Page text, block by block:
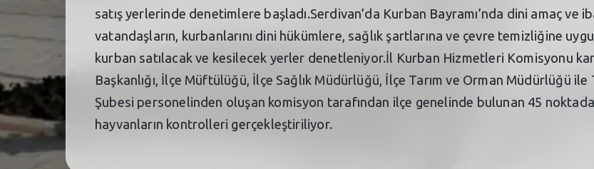
satış yerlerinde denetimlere başladı.Serdivan’da Kurban Bayramı’nda dini amaç ve
vatandaşların, kurbanlarını dini hükümlere, sağlık şartlarına ve çevre temizliğine
kurban satılacak ve kesilecek yerler denetleniyor.İl Kurban Hizmetleri Komisyonu
Başkanlığı, İlçe Müftülüğü, İlçe Sağlık Müdürlüğü, İlçe Tarım ve Orman Müdürlüğü
Şubesi personelinden oluşan komisyon tarafından ilçe genelinde bulunan 45
hayvanların kontrolleri gerçekleştiriliyor.